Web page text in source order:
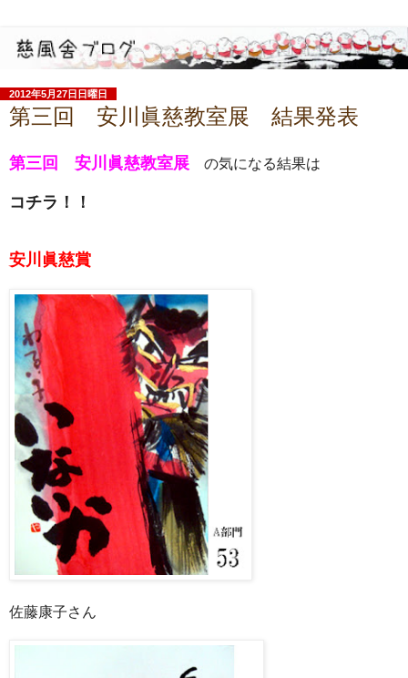
2012年5月27日日曜日
第三回 安川眞慈教室展 結果発表
第三回 安川眞慈教室展 の気になる結果は
コチラ！！
安川眞慈賞
佐藤康子さん